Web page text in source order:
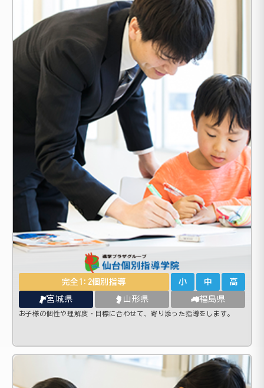
完全1:2個別指導 小 中 高
宮城県 山形県 福島県
お子様の個性や理解度・目標に合わせて、寄り添った指導をします。